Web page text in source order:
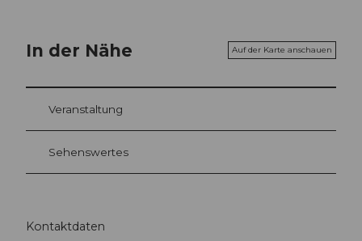
In der Nähe Auf der Karte anschauen
Veranstaltung
Sehenswertes
Kontaktdaten